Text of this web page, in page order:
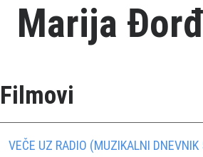
Marija
Filmovi
VEČE UZ RADIO (MUZIKALNI DNEVNIK